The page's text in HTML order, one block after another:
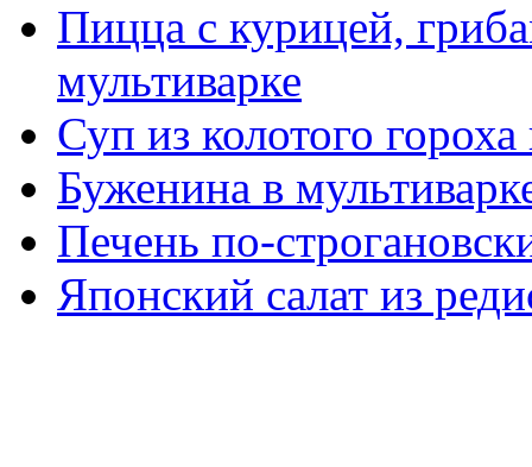
Пицца с курицей,
мультиварке
Суп из колотого
Буженина в
Печень по-
Японский салат из